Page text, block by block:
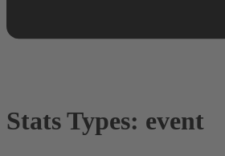
Stats Types: event